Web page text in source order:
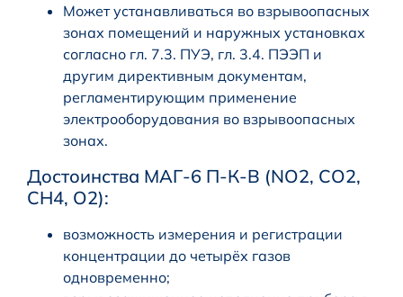
Может устанавливаться во взрывоопасных
зонах помещений и наружных установках
согласно гл. 7.3. ПУЭ, гл. 3.4. ПЭЭП и
другим директивным документам,
регламентирующим применение
электрооборудования во взрывоопасных
зонах.
Достоинства МАГ-6 П-К-В (NO2, CO2,
CH4, O2):
возможность измерения и регистрации
концентрации до четырёх газов
одновременно;